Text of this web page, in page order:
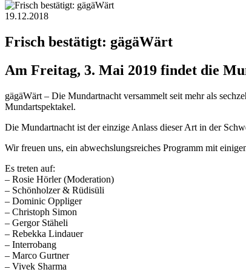
19.12.2018
Frisch bestätigt: gägäWärt
Am Freitag, 3. Mai 2019 findet die
gägäWärt – Die Mundartnacht versammelt seit mehr als
Mundartspektakel.
Die Mundartnacht ist der einzige Anlass dieser Art in der
Wir freuen uns, ein abwechslungsreiches Programm mit
Es treten auf:
– Rosie Hörler (Moderation)
– Schönholzer & Rüdisüli
– Dominic Oppliger
– Christoph Simon
– Gergor Stäheli
– Rebekka Lindauer
– Interrobang
– Marco Gurtner
– Vivek Sharma